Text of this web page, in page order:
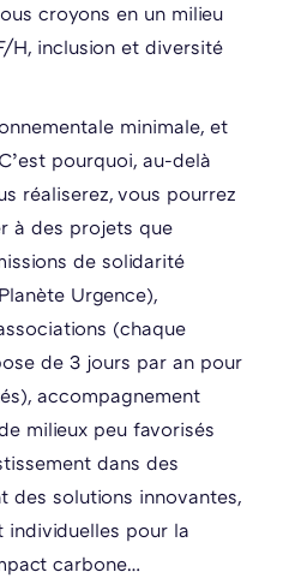
croyons en un milieu
H, inclusion et diversité
minimale, et
pourquoi, au-delà
réaliserez, vous pourrez
à des projets que
de solidarité
Urgence),
(chaque
de 3 jours par an pour
accompagnement
milieux peu favorisés
dans des
des solutions innovantes,
individuelles pour la
carbone…